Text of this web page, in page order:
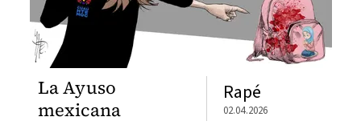
La Ayuso
mexicana
Rapé
02.04.2026